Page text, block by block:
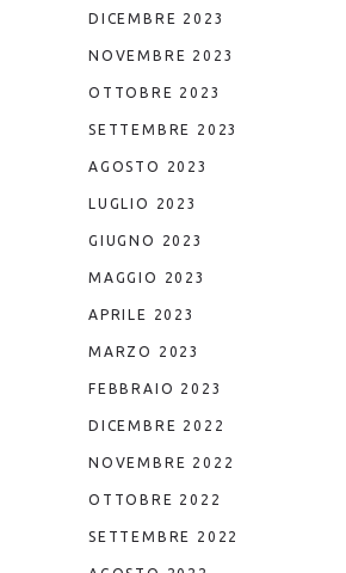
DICEMBRE 2023
NOVEMBRE 2023
OTTOBRE 2023
SETTEMBRE 2023
AGOSTO 2023
LUGLIO 2023
GIUGNO 2023
MAGGIO 2023
APRILE 2023
MARZO 2023
FEBBRAIO 2023
DICEMBRE 2022
NOVEMBRE 2022
OTTOBRE 2022
SETTEMBRE 2022